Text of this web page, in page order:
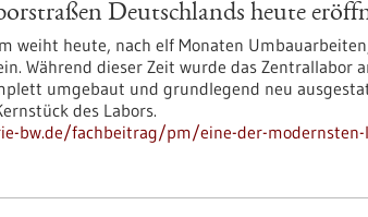
Deutschlands heute
weiht heute, nach elf Monaten
Während dieser Zeit wurde das Zentrallabor
umgebaut und grundlegend neu
des Labors.
bw.de/fachbeitrag/pm/eine-der-modernsten-